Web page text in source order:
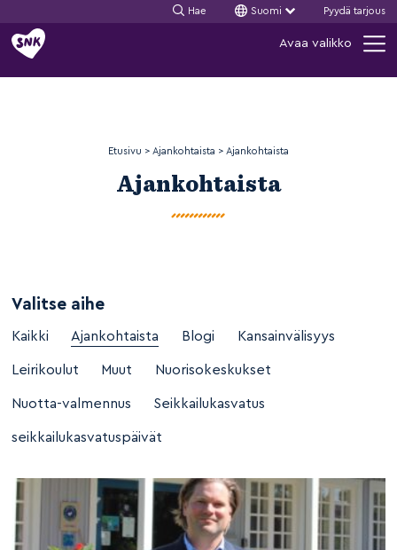
Siirry
sisältöön
Hae Suomi Pyydä tarjous
Avaa valikko
Etusivu > Ajankohtaista > Ajankohtaista
Ajankohtaista
Valitse aihe
Kaikki Ajankohtaista Blogi Kansainvälisyys
Leirikoulut Muut Nuorisokeskukset
Nuotta-valmennus Seikkailukasvatus
seikkailukasvatuspäivät